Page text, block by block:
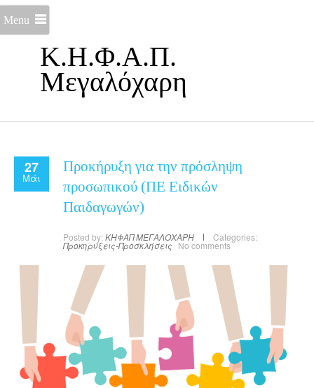
Κ.Η.Φ.Α.Π.
Μεγαλόχαρη
Menu
27
Μάι
Προκήρυξη για την πρόσληψη
προσωπικού (ΠΕ Ειδικών
Παιδαγωγών)
Posted by: ΚΗΦΑΠ ΜΕΓΑΛΟΧΑΡΗ Categories:
Προκηρύξεις-Προσκλήσεις No comments